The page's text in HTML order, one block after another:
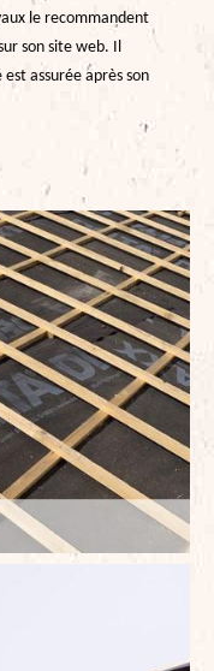
le recommandent
son site web. Il
assurée après son